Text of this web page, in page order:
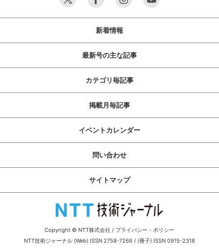
新着情報
最新号の主な記事
カテゴリ毎記事
掲載月毎記事
イベントカレンダー
問い合わせ
サイトマップ
Copyright © NTT株式会社 / プライバシー・ポリシー
NTT技術ジャーナル (Web) ISSN 2758-7266 / (冊子) ISSN 0915-2318